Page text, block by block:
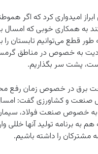
امیدواری کرد که اگر
به همکاری خوبی که امسال
طور قطع می‌توانیم تابستان
به خصوص در مناطق
پشت سر بگذاریم.
برق در خصوص زمان رفع
صنعت و کشاورزی گفت:
خصوص صنعت فولاد،
هم به برنامه تولید آنها خللی
مشترکان را داشته باشیم.